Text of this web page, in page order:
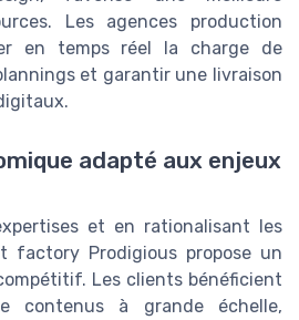
Les agences production
en temps réel la charge de
et garantir une livraison
adapté aux enjeux
et en rationalisant les
factory Prodigious propose un
Les clients bénéficient
contenus à grande échelle,